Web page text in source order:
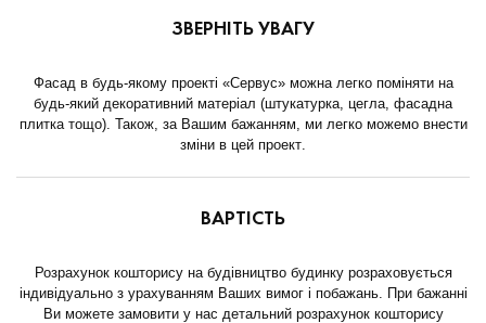
ЗВЕРНІТЬ УВАГУ
Фасад в будь-якому проекті «Сервус» можна легко поміняти на
будь-який декоративний матеріал (штукатурка, цегла, фасадна
плитка тощо). Також, за Вашим бажанням, ми легко можемо внести
зміни в цей проект.
ВАРТІСТЬ
Розрахунок кошторису на будівництво будинку розраховується
індивідуально з урахуванням Ваших вимог і побажань. При бажанні
Ви можете замовити у нас детальний розрахунок кошторису